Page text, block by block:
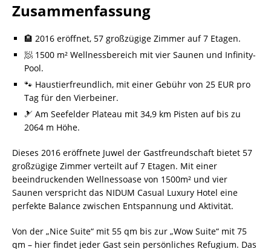
Zusammenfassung
🏨 2016 eröffnet, 57 großzügige Zimmer auf 7 Etagen.
🧖 1500 m² Wellnessbereich mit vier Saunen und Infinity-
Pool.
🐾 Haustierfreundlich, mit einer Gebühr von 25 EUR pro
Tag für den Vierbeiner.
🎿 Am Seefelder Plateau mit 34,9 km Pisten auf bis zu
2064 m Höhe.
Dieses 2016 eröffnete Juwel der Gastfreundschaft bietet 57
großzügige Zimmer verteilt auf 7 Etagen. Mit einer
beeindruckenden Wellnessoase von 1500m² und vier
Saunen verspricht das NIDUM Casual Luxury Hotel eine
perfekte Balance zwischen Entspannung und Aktivität.
Von der „Nice Suite“ mit 55 qm bis zur „Wow Suite“ mit 75
qm – hier findet jeder Gast sein persönliches Refugium. Das